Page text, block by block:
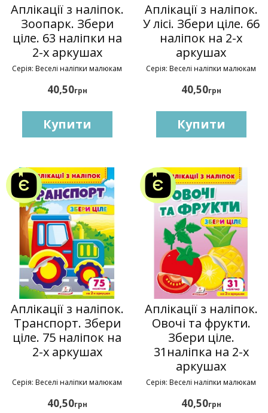
Аплікації з наліпок.
Зоопарк. Збери
ціле. 63 наліпки на
2-х аркушах
Серія: Веселі наліпки малюкам
40,50грн
Купити
Аплікації з наліпок.
У лісі. Збери ціле. 66
наліпок на 2-х
аркушах
Серія: Веселі наліпки малюкам
40,50грн
Купити
Аплікації з наліпок.
Транспорт. Збери
ціле. 75 наліпок на
2-х аркушах
Серія: Веселі наліпки малюкам
40,50грн
Аплікації з наліпок.
Овочі та фрукти.
Збери ціле.
31наліпка на 2-х
аркушах
Серія: Веселі наліпки малюкам
40,50грн